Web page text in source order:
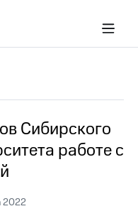
Сибирского
работе с
2022